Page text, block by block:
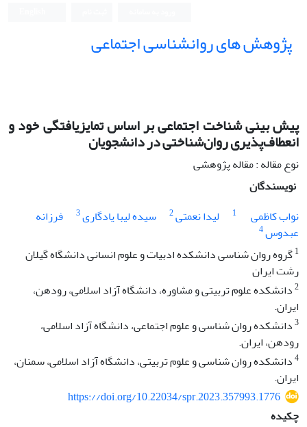
پژوهش های روانشناسی اجتماعی
پیش بینی شناخت اجتماعی بر اساس تمایزیافتگی خود و
انعطاف‌پذیری روان‌شناختی در دانشجویان
نوع مقاله : مقاله پژوهشی
نویسندگان
نواب کاظمی
1 لیدا نعمتی2 سیده لیبا یادگاری3
فرزانه
عبدوس4
1گروه روان شناسی دانشکده ادبیات و علوم انسانی دانشگاه گیلان
رشت ایران
2دانشکده علوم تربیتی و مشاوره، دانشگاه آزاد اسلامی، رودهن،
ایران.
3دانشکده روان شناسی و علوم اجتماعی، دانشگاه آزاد اسلامی،
رودهن، ایران.
4دانشکده روان شناسی و علوم تربیتی، دانشگاه آزاد اسلامی، سمنان،
ایران.
https://doi.org/10.22034/spr.2023.357993.1776
چکیده